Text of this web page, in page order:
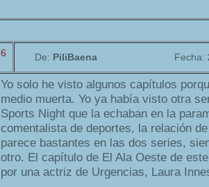
6 De: PiliBaena Fecha:
Yo solo he visto algunos capítulos
medio muerta. Yo ya había visto otra
Sports Night que la echaban en la
comentalista de deportes, la relación
parece bastantes en las dos series,
otro. El capítulo de El Ala Oeste de
por una actriz de Urgencias, Laura